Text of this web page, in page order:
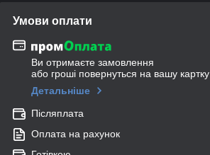
Умови оплати
Ви отримаєте замовлення
або гроші повернуться на вашу картку
Детальніше
Післяплата
Оплата на рахунок